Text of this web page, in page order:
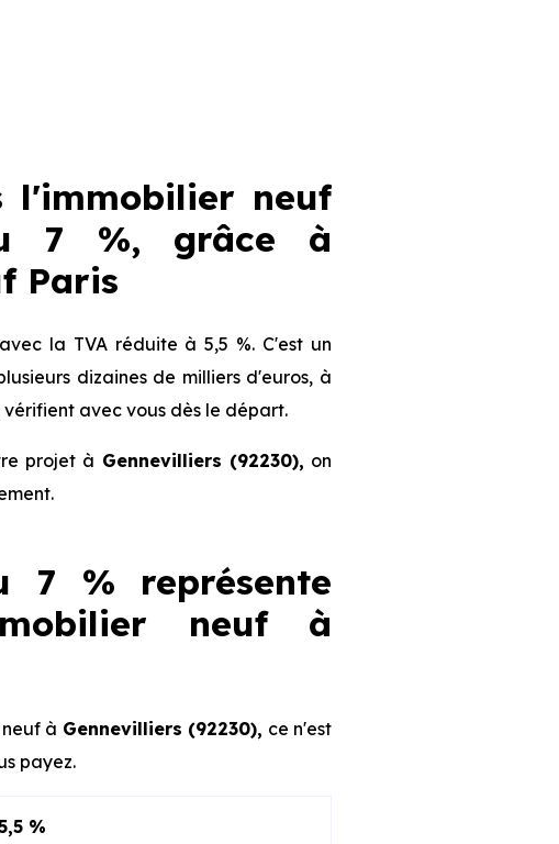
l'immobilier neuf
7 %, grâce à
Paris
la TVA réduite à 5,5 %. C'est un
dizaines de milliers d'euros, à
vérifient avec vous dès le départ.
projet à Gennevilliers (92230), on
7 % représente
neuf à
à Gennevilliers (92230), ce n'est
payez.
%